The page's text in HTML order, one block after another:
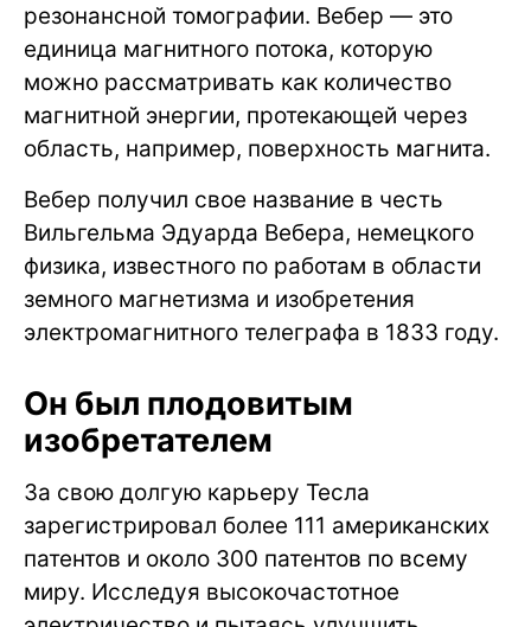
резонансной томографии. Вебер — это
единица магнитного потока, которую
можно рассматривать как количество
магнитной энергии, протекающей через
область, например, поверхность магнита.
Вебер получил свое название в честь
Вильгельма Эдуарда Вебера, немецкого
физика, известного по работам в области
земного магнетизма и изобретения
электромагнитного телеграфа в 1833 году.
Он был плодовитым
изобретателем
За свою долгую карьеру Тесла
зарегистрировал более 111 американских
патентов и около 300 патентов по всему
миру. Исследуя высокочастотное